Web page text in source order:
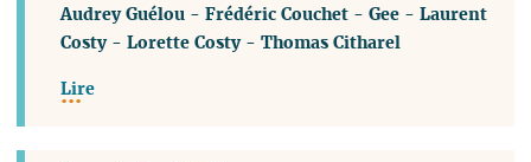
Audrey Guélou -Frédéric Couchet -Gee -Laurent
Costy-Lorette Costy-Thomas Citharel
Lire